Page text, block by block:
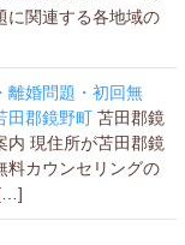
に関連する各地域の
離婚問題・初回無
田郡鏡野町 苫田郡鏡
内 現住所が苫田郡鏡
料カウンセリングの